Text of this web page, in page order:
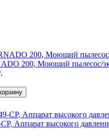
200, Моющий пылесос/
Аппарат высокого